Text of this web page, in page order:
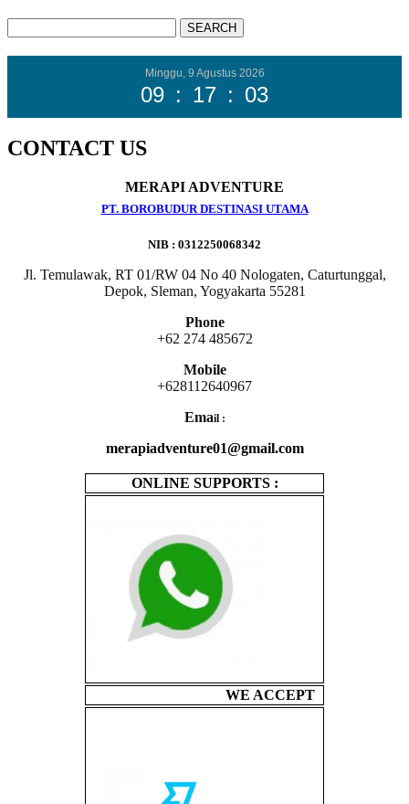
Minggu, 9 Agustus 2026
09 : 17 : 04
CONTACT US
MERAPI ADVENTURE
PT. BOROBUDUR DESTINASI UTAMA
NIB : 0312250068342
Jl. Temulawak, RT 01/RW 04 No 40 Nologaten, Caturtunggal,
Depok, Sleman, Yogyakarta 55281
Phone
+62 274 485672
Mobile
+628112640967
Email :
merapiadventure01@gmail.com
ONLINE SUPPORTS :
WE ACCEPT